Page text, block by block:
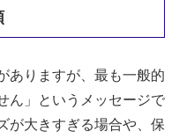
ありますが、最も一般的
ん」というメッセージで
が大きすぎる場合や、保